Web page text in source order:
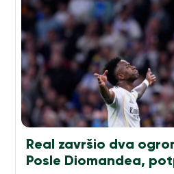
Real završio dva
Posle Diomandea,